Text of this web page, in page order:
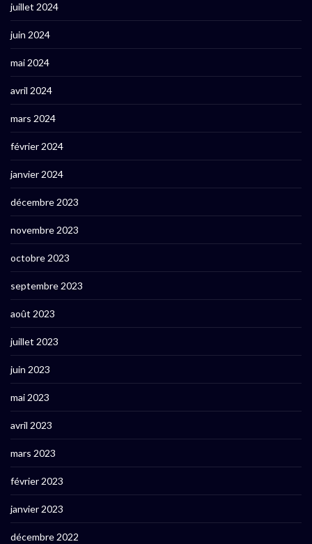
juillet 2024
juin 2024
mai 2024
avril 2024
mars 2024
février 2024
janvier 2024
décembre 2023
novembre 2023
octobre 2023
septembre 2023
août 2023
juillet 2023
juin 2023
mai 2023
avril 2023
mars 2023
février 2023
janvier 2023
décembre 2022